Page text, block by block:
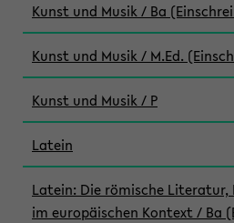
Kunst und Musik / Ba
Kunst und Musik / M.Ed.
Kunst und Musik / P
Latein
Latein: Die römische
im europäischen Kontext / Ba